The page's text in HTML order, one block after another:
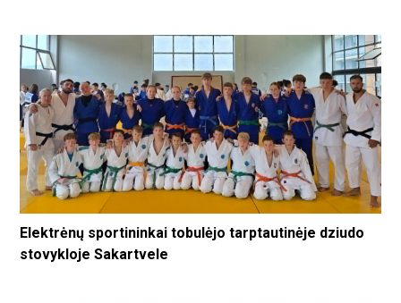
Elektrėnų sportininkai tobulėjo tarptautinėje dziudo
stovykloje Sakartvele